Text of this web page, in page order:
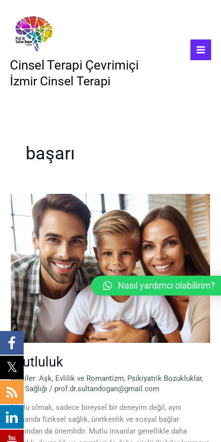
Cinsel Terapi Çevrimiçi
İzmir Cinsel Terapi
başarı
Mutluluk
İlişkiler: Aşk, Evlilik ve Romantizm, Psikiyatrik Bozukluklar,
Ruh Sağlığı / prof.dr.sultandogan@gmail.com
Mutlu olmak, sadece bireysel bir deneyim değil, aynı
zamanda fiziksel sağlık, üretkenlik ve sosyal bağlar
açısından da önemlidir. Mutlu insanlar genellikle daha
Nasıl yardımcı olabilirim?